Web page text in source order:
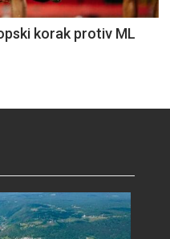
korak protiv ML